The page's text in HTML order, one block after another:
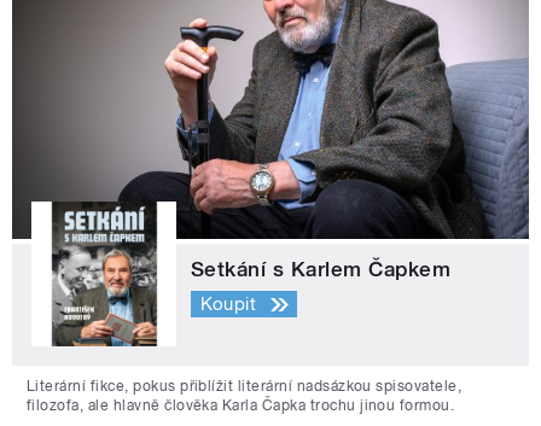
Setkání s Karlem Čapkem
Koupit
Literární fikce, pokus přiblížit literární nadsázkou spisovatele,
filozofa, ale hlavně člověka Karla Čapka trochu jinou formou.